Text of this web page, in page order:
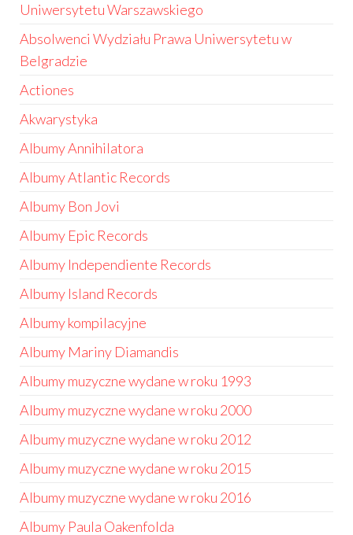
Uniwersytetu Warszawskiego
Absolwenci Wydziału Prawa Uniwersytetu w
Belgradzie
Actiones
Akwarystyka
Albumy Annihilatora
Albumy Atlantic Records
Albumy Bon Jovi
Albumy Epic Records
Albumy Independiente Records
Albumy Island Records
Albumy kompilacyjne
Albumy Mariny Diamandis
Albumy muzyczne wydane w roku 1993
Albumy muzyczne wydane w roku 2000
Albumy muzyczne wydane w roku 2012
Albumy muzyczne wydane w roku 2015
Albumy muzyczne wydane w roku 2016
Albumy Paula Oakenfolda